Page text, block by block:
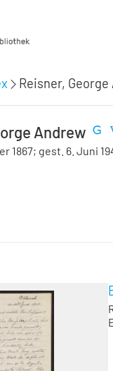
Reisner, George
Andrew
1867; gest. 6. Juni